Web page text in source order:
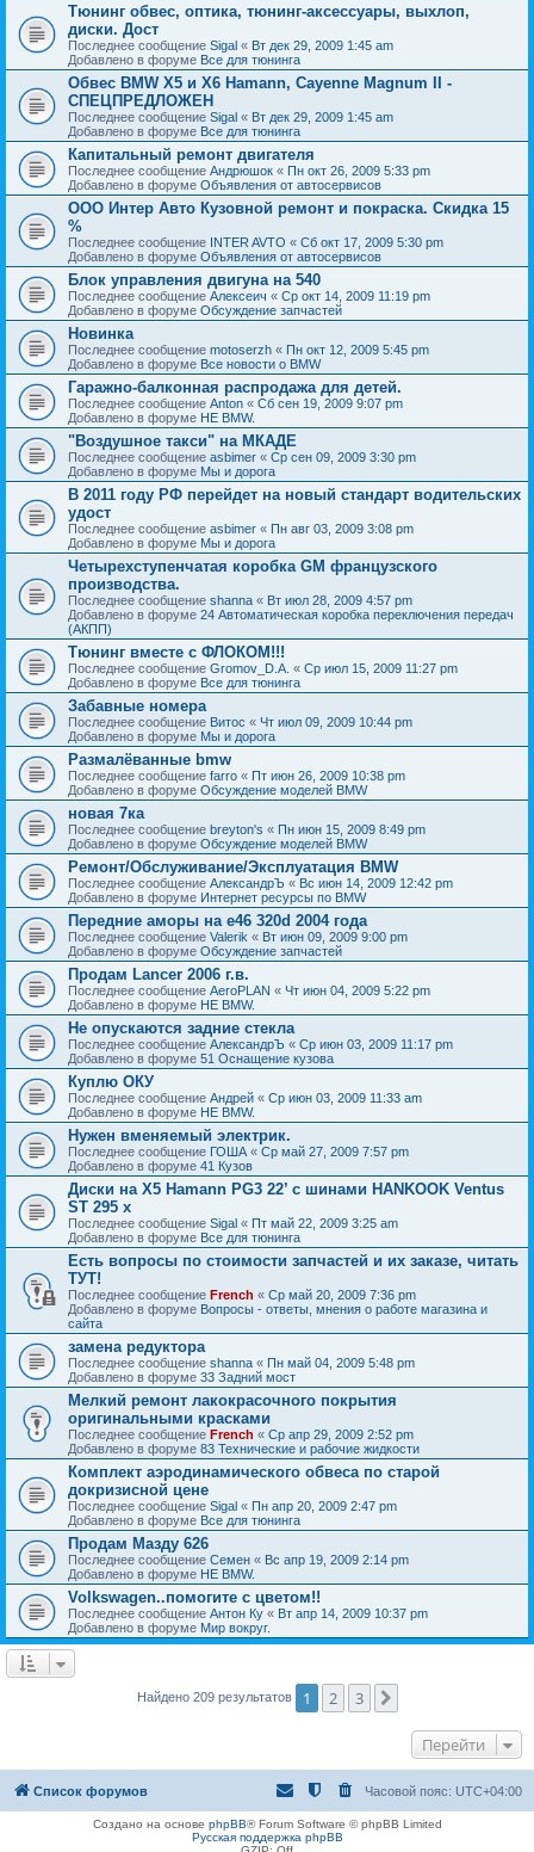
Тюнинг обвес, оптика, тюнинг-аксессуары, выхлоп,
диски. Дост
Последнее сообщение Sigal « Вт дек 29, 2009 1:45 am
Добавлено в форуме Все для тюнинга
Обвес BMW X5 и X6 Hamann, Cayenne Magnum II -
СПЕЦПРЕДЛОЖЕН
Последнее сообщение Sigal « Вт дек 29, 2009 1:45 am
Добавлено в форуме Все для тюнинга
Капитальный ремонт двигателя
Последнее сообщение Андрюшок « Пн окт 26, 2009 5:33 pm
Добавлено в форуме Объявления от автосервисов
ООО Интер Авто Кузовной ремонт и покраска. Скидка 15
%
Последнее сообщение INTER AVTO « Сб окт 17, 2009 5:30 pm
Добавлено в форуме Объявления от автосервисов
Блок управления двигуна на 540
Последнее сообщение Алексеич « Ср окт 14, 2009 11:19 pm
Добавлено в форуме Обсуждение запчастей
Новинка
Последнее сообщение motoserzh « Пн окт 12, 2009 5:45 pm
Добавлено в форуме Все новости о BMW
Гаражно-балконная распродажа для детей.
Последнее сообщение Anton « Сб сен 19, 2009 9:07 pm
Добавлено в форуме НЕ BMW.
"Воздушное такси" на МКАДЕ
Последнее сообщение asbimer « Ср сен 09, 2009 3:30 pm
Добавлено в форуме Мы и дорога
В 2011 году РФ перейдет на новый стандарт водительских
удост
Последнее сообщение asbimer « Пн авг 03, 2009 3:08 pm
Добавлено в форуме Мы и дорога
Четырехступенчатая коробка GM французского
производства.
Последнее сообщение shanna « Вт июл 28, 2009 4:57 pm
Добавлено в форуме 24 Автоматическая коробка переключения передач
(АКПП)
Тюнинг вместе с ФЛОКОМ!!!
Последнее сообщение Gromov_D.A. « Ср июл 15, 2009 11:27 pm
Добавлено в форуме Все для тюнинга
Забавные номера
Последнее сообщение Витос « Чт июл 09, 2009 10:44 pm
Добавлено в форуме Мы и дорога
Размалёванные bmw
Последнее сообщение farro « Пт июн 26, 2009 10:38 pm
Добавлено в форуме Обсуждение моделей BMW
новая 7ка
Последнее сообщение breyton's « Пн июн 15, 2009 8:49 pm
Добавлено в форуме Обсуждение моделей BMW
Ремонт/Обслуживание/Эксплуатация BMW
Последнее сообщение АлександрЪ « Вс июн 14, 2009 12:42 pm
Добавлено в форуме Интернет ресурсы по BMW
Передние аморы на e46 320d 2004 года
Последнее сообщение Valerik « Вт июн 09, 2009 9:00 pm
Добавлено в форуме Обсуждение запчастей
Продам Lancer 2006 г.в.
Последнее сообщение AeroPLAN « Чт июн 04, 2009 5:22 pm
Добавлено в форуме НЕ BMW.
Не опускаются задние стекла
Последнее сообщение АлександрЪ « Ср июн 03, 2009 11:17 pm
Добавлено в форуме 51 Оснащение кузова
Куплю ОКУ
Последнее сообщение Андрей « Ср июн 03, 2009 11:33 am
Добавлено в форуме НЕ BMW.
Нужен вменяемый электрик.
Последнее сообщение ГОША « Ср май 27, 2009 7:57 pm
Добавлено в форуме 41 Кузов
Диски на X5 Hamann PG3 22’ с шинами HANKOOK Ventus
ST 295 x
Последнее сообщение Sigal « Пт май 22, 2009 3:25 am
Добавлено в форуме Все для тюнинга
Есть вопросы по стоимости запчастей и их заказе, читать
ТУТ!
Последнее сообщение French « Ср май 20, 2009 7:36 pm
Добавлено в форуме Вопросы - ответы, мнения о работе магазина и
сайта
замена редуктора
Последнее сообщение shanna « Пн май 04, 2009 5:48 pm
Добавлено в форуме 33 Задний мост
Мелкий ремонт лакокрасочного покрытия
оригинальными красками
Последнее сообщение French « Ср апр 29, 2009 2:52 pm
Добавлено в форуме 83 Технические и рабочие жидкости
Комплект аэродинамического обвеса по старой
докризисной цене
Последнее сообщение Sigal « Пн апр 20, 2009 2:47 pm
Добавлено в форуме Все для тюнинга
Продам Мазду 626
Последнее сообщение Семен « Вс апр 19, 2009 2:14 pm
Добавлено в форуме НЕ BMW.
Volkswagen..помогите с цветом!!
Последнее сообщение Антон Ку « Вт апр 14, 2009 10:37 pm
Добавлено в форуме Мир вокруг.
Найдено 209 результатов 1 2 3
Перейти
Список форумов Часовой пояс: UTC+04:00
Создано на основе phpBB® Forum Software © phpBB Limited
Русская поддержка phpBB